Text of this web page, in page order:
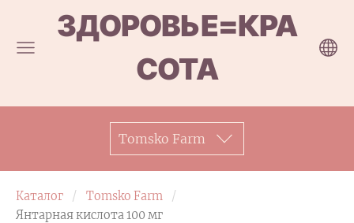
ЗДОРОВЬЕ=КРА
СОТА
Tomsko Farm
Каталог
Tomsko Farm
Янтарная кислота 100 мг